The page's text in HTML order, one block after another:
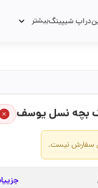
دراپ شیپینگبیشتر
بچه نسل یوسف
سفارش نیست.